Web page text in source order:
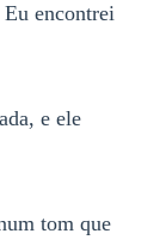
Eu encontrei
e ele
tom que